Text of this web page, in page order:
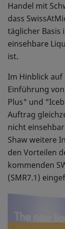
Handel mit
dass
täglicher Basis
einsehbare
ist.
Im Hinblick auf
Einführung
Plus" und
Auftrag
nicht
Shaw weitere
den Vorteilen
kommenden
(SMR7.1)